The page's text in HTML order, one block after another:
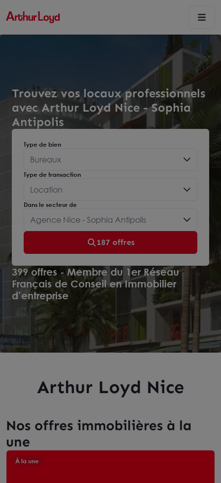
Trouvez vos locaux professionnels
avec Arthur Loyd Nice - Sophia
Antipolis
Dans le secteur de
Agence Nice - Sophia Antipolis
Type de bien
Bureaux
Type de transaction
Location
187 offres
399 offres - Membre du 1er Réseau
Français de Conseil en Immobilier
d’entreprise
Arthur Loyd Nice
Nos offres immobilières à la
une
À la une